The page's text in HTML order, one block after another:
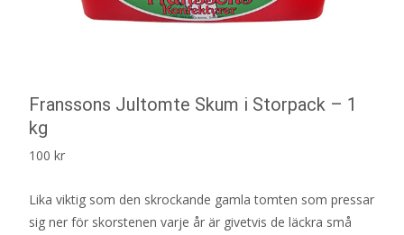
Franssons Jultomte Skum i Storpack – 1
kg
100 kr
Lika viktig som den skrockande gamla tomten som pressar
sig ner för skorstenen varje år är givetvis de läckra små